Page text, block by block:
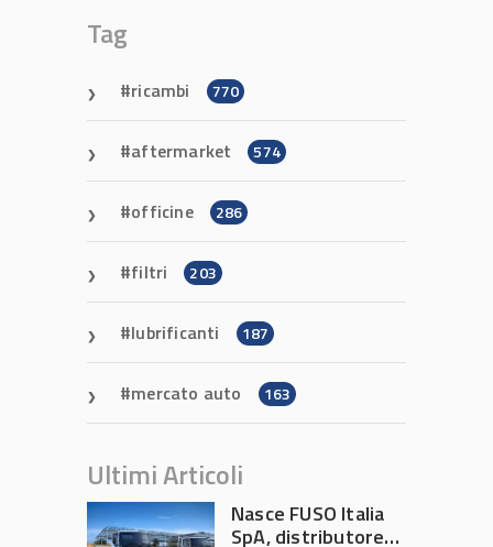
Tag
ricambi 770
aftermarket 574
officine 286
filtri 203
lubrificanti 187
mercato auto 163
Ultimi Articoli
Nasce FUSO Italia
SpA, distributore